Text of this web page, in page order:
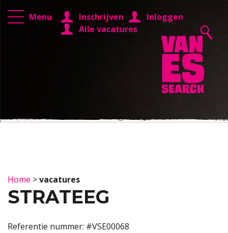
Menu Inschrijven
Inloggen
Alle vacatures
Home >vacatures
STRATEEG
Referentie nummer: #VSE00068